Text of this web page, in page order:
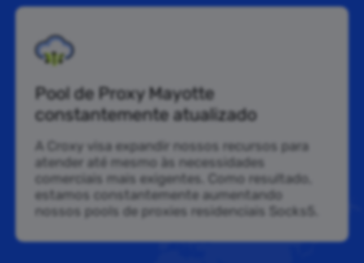
Pool de Proxy Mayotte
constantemente atualizado
A Croxy visa expandir nossos recursos para
atender até mesmo às necessidades
comerciais mais exigentes. Como resultado,
estamos constantemente aumentando
nossos pools de proxies residenciais Socks5.